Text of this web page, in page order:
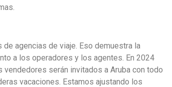
agencias de viaje. Eso demuestra la
a los operadores y los agentes. En 2024
serán invitados a Aruba con todo
vacaciones. Estamos ajustando los